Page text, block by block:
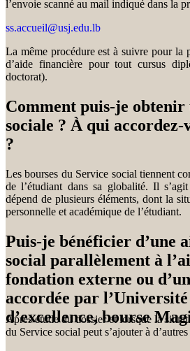
l’envoie scanné au mail indiqué dans la
ss.accueil@usj.edu.lb
La même procédure est à suivre pour la
d’aide financière pour tout cursus
doctorat).
Comment puis-je obtenir
sociale ? À qui accordez-
?
Les bourses du Service social tiennent
de l’étudiant dans sa globalité. Il
dépend de plusieurs éléments, dont la
personnelle et académique de l’étudiant.
Puis-je bénéficier d’une
social parallèlement à
fondation externe ou
accordée par
d’excellence, bourse
Après étude du dossier et lorsque la
du Service social peut s’ajouter à